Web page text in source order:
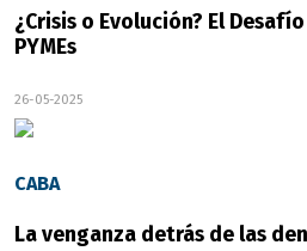
¿Crisis o Evolución? El
PYMEs
26-05-2025
CABA
La venganza detrás de las